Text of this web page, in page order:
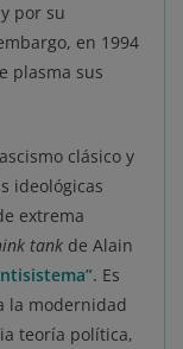
por su
en 1994
plasma sus
clásico y
ideológicas
extrema
tank de Alain
Es
la modernidad
teoría política,